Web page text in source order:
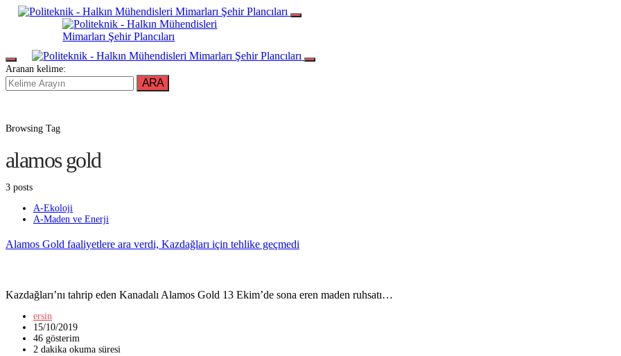
Aranan kelime:
ARA
Browsing Tag
alamos gold
3 posts
A-Ekoloji
A-Maden ve Enerji
Alamos Gold faaliyetlere ara verdi, Kazdağları için tehlike geçmedi
Kazdağları’nı tahrip eden Kanadalı Alamos Gold 13 Ekim’de sona eren maden ruhsatı…
ersin
15/10/2019
46 gösterim
2 dakika okuma süresi